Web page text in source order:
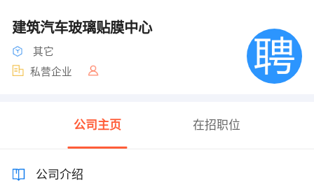
建筑汽车玻璃贴膜中心
其它
私营企业
公司主页 在招职位
公司介绍